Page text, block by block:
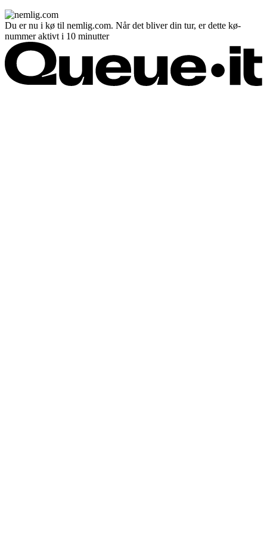
Du er nu i kø til nemlig.com. Når det bliver din tur, er dette kø-
nummer aktivt i 10 minutter